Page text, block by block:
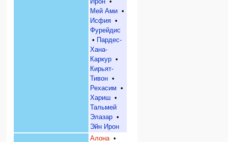
Мей Ами •
Исфия •
Фурейдис
• Пардес-
Хана-
Каркур •
Кирьят-
Тивон •
Рехасим •
Хариш •
Тальмей
Элазар •
Эйн Ирон
Алона •